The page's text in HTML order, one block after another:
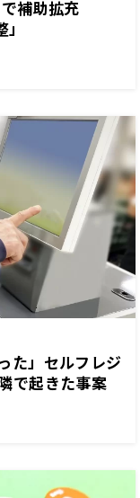
補助拡充
た」セルフレジ
で起きた事案